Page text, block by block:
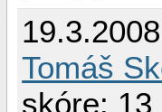
Tomáš
skóre: 13